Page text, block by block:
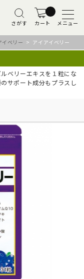
さがす カート メニュー
イベリー > アイアイベリー
ベリーエキスを１粒にな
サポート成分もプラスし